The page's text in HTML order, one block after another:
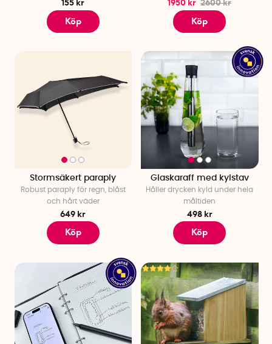
155 kr
Köp
1950 kr 2600 kr
Köp
Stormsäkert paraply
Robust paraply för regn, blåst
och hårt väder
649 kr
Köp
Glaskaraff med kylstav
Håller drycken kyld under hela
måltiden
498 kr
Köp